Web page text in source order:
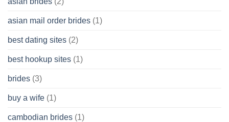
Wish
asian mail order brides (1)
best dating sites (2)
best hookup sites (1)
brides (3)
buy a wife (1)
cambodian brides (1)